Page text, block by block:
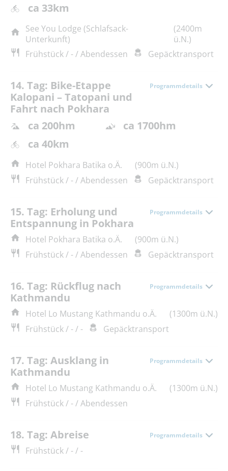
ca 33km
See You Lodge (Schlafsack-
Unterkunft)
(2400m
ü.N.)
Frühstück / - / Abendessen
Gepäcktransport
14. Tag: Bike-Etappe
Kalopani – Tatopani und
Fahrt nach Pokhara
Programmdetails
ca 200hm
ca 1700hm
ca 40km
Hotel Pokhara Batika o.Ä.
(900m ü.N.)
Frühstück / - / Abendessen
Gepäcktransport
15. Tag: Erholung und
Entspannung in Pokhara
Programmdetails
Hotel Pokhara Batika o.Ä.
(900m ü.N.)
Frühstück / - / Abendessen
Gepäcktransport
16. Tag: Rückflug nach
Kathmandu
Programmdetails
Hotel Lo Mustang Kathmandu o.Ä.
(1300m ü.N.)
Frühstück / - / -
Gepäcktransport
17. Tag: Ausklang in
Kathmandu
Programmdetails
Hotel Lo Mustang Kathmandu o.Ä.
(1300m ü.N.)
Frühstück / - / Abendessen
18. Tag: Abreise Programmdetails
Frühstück / - / -